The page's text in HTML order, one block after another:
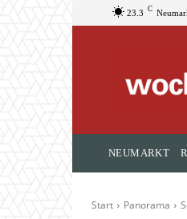
23.3 C
NEUMARKT
Start Panorama